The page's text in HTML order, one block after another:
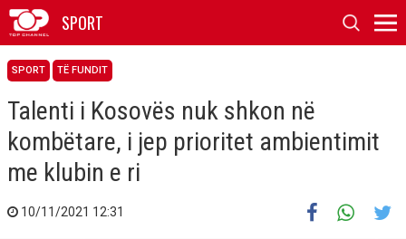
SPORT
SPORT TË FUNDIT
Talenti i Kosovës nuk shkon në
kombëtare, i jep prioritet ambientimit
me klubin e ri
10/11/2021 12:31